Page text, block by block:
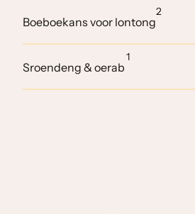
Boeboekans voor lontong
2
Sroendeng & oerab
1